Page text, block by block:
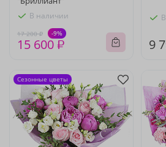
В наличии
17 200 ₽ -9%
15 600 ₽ 9
Сезонные цветы